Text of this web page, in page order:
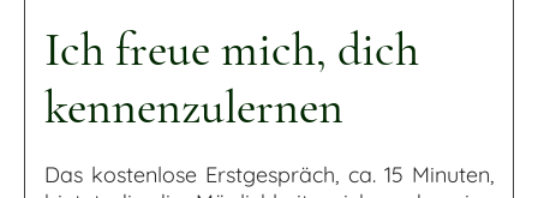
Ich freue mich, dich
kennenzulernen
Das kostenlose Erstgespräch, ca. 15 Minuten,